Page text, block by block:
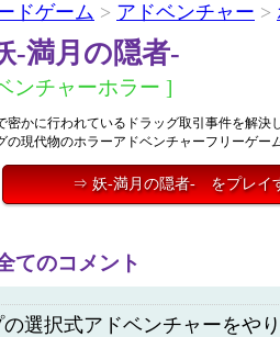
ドゲーム > アドベンチャー >
-満月の隠者-
ンチャーホラー ]
密かに行われているドラッグ取引事件を解決
の現代物のホラーアドベンチャーフリーゲー
⇒ 妖-満月の隠者- をプレイ
てのコメント
選択式アドベンチャーをや